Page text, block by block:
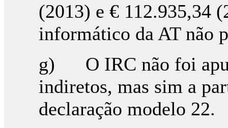
(2013) e € 112.935,34
informático da AT não
g) O IRC não foi
indiretos, mas sim a
declaração modelo 22.